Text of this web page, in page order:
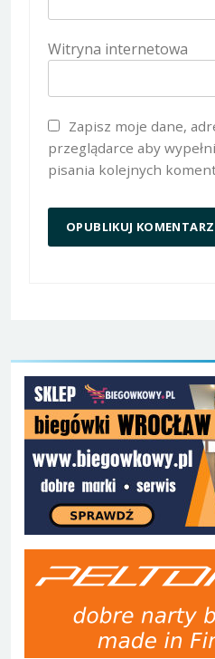
Witryna internetowa
Zapisz moje dane,
przeglądarce aby
pisania kolejnych